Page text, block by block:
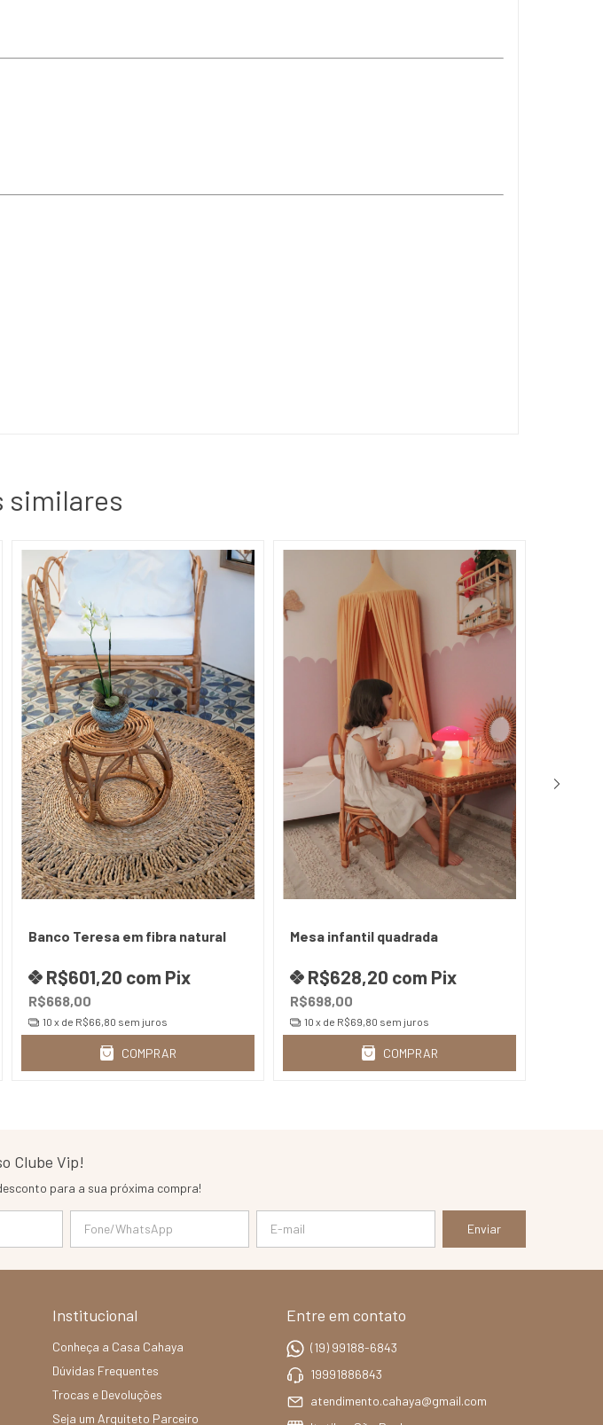
similares
Banco Teresa em fibra natural
R$668,00
R$601,20 com Pix
10 x de R$66,80 sem juros
COMPRAR
Mesa infantil quadrada
R$698,00
R$628,20 com Pix
10 x de R$69,80 sem juros
COMPRAR
Clube Vip!
para a sua próxima compra!
Institucional
Conheça a Casa Cahaya
Dúvidas Frequentes
Trocas e Devoluções
Seja um Arquiteto Parceiro
Entre em contato
(19) 99188-6843
19991886843
atendimento.cahaya@gmail.com